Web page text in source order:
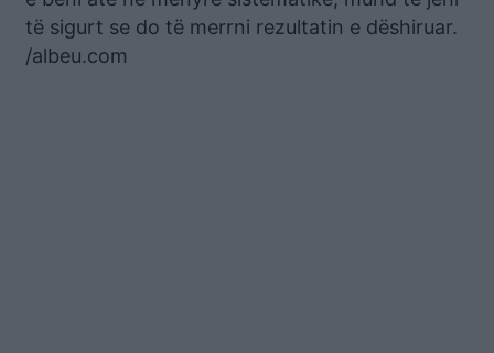
të sigurt se do të merrni rezultatin e dëshiruar.
/albeu.com